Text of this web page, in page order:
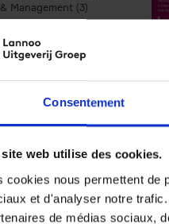
Consentement
site web utilise des cookies.
cookies nous permettent de
et d'analyser notre
de médias sociaux,
Management (3) Apply